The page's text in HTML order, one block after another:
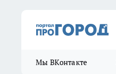
Мы ВКонтакте